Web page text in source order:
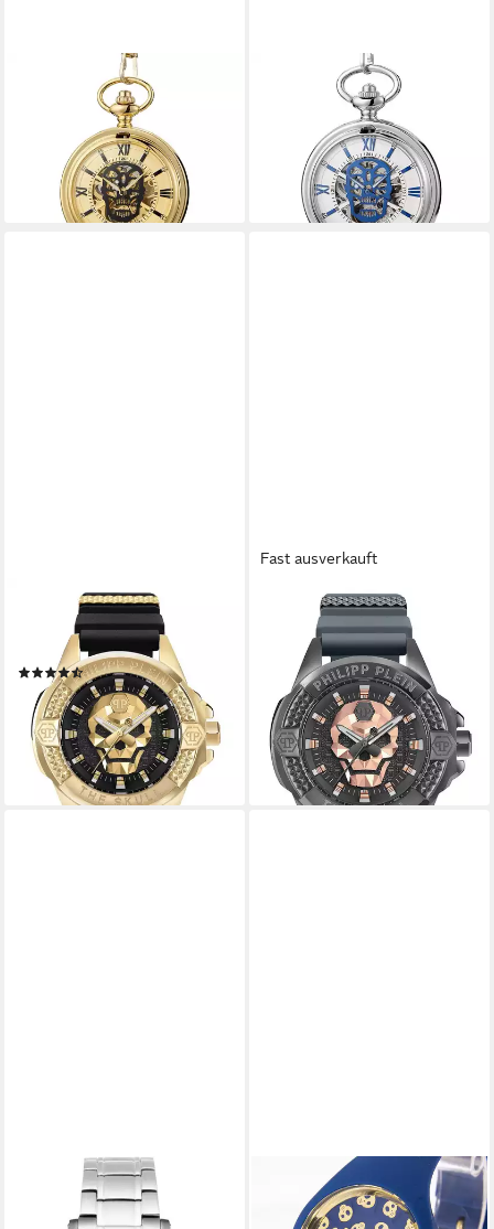
Taschenuhr GothicTime
Totenkopf Taschenuhr –
Mechanische Skelettuhr
49,00 €
lieferbar - in 3-4 Werktagen bei dir
Taschenuhr GothicTime
Totenkopf Taschenuhr –
Mechanische Skelettuhr
49,00 €
lieferbar - in 3-4 Werktagen bei dir
PHILIPP PLEIN
Quarzuhr Philipp Plein
Herren-Uhren Analog Quarz
(6)
ab 345,00 € UVP390,00 €
-12%
lieferbar - in 2-3 Werktagen bei dir
Fast ausverkauft
PHILIPP PLEIN
Quarzuhr PWAAA2324
ab 235,00 € UVP390,00 €
-40%
lieferbar - in 2-3 Werktagen bei dir
THOMAS EARNSHAW
Automatikuhr Thomas
ICE-WATCH
Chronograph ICE Watch